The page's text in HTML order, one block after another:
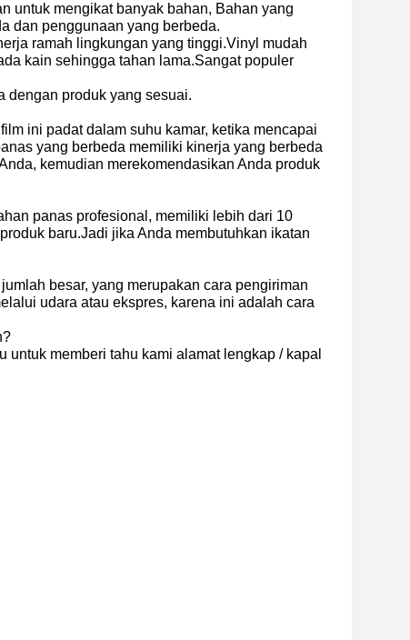
untuk mengikat banyak bahan, Bahan yang
dan penggunaan yang berbeda.
ramah lingkungan yang tinggi.Vinyl mudah
kain sehingga tahan lama.Sangat populer
dengan produk yang sesuai.
ini padat dalam suhu kamar, ketika mencapai
yang berbeda memiliki kinerja yang berbeda
kemudian merekomendasikan Anda produk
panas profesional, memiliki lebih dari 10
baru.Jadi jika Anda membutuhkan ikatan
besar, yang merupakan cara pengiriman
udara atau ekspres, karena ini adalah cara
memberi tahu kami alamat lengkap / kapal